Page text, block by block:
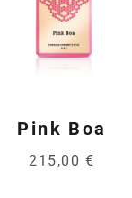
Pink Boa
215,00 €